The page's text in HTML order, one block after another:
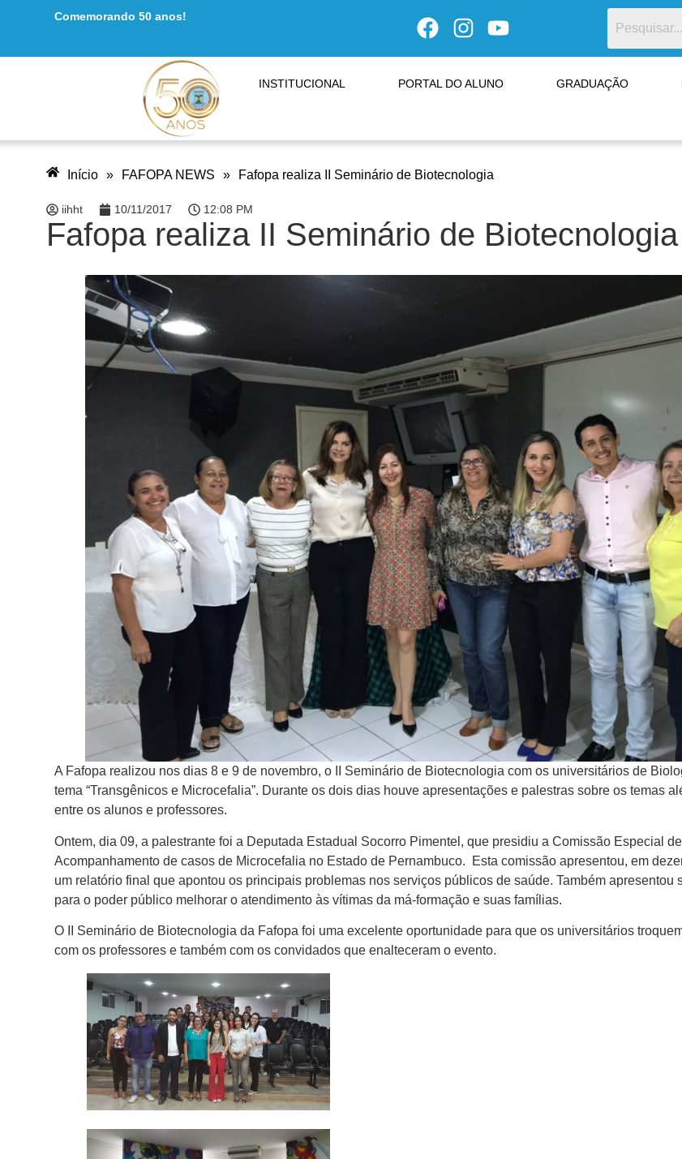
Comemorando 50 anos!
INSTITUCIONAL PORTAL DO ALUNO GRADUAÇÃO
Início » FAFOPA NEWS » Fafopa realiza II Seminário de Biotecnologia
iihht 10/11/2017 12:08 PM
Fafopa realiza II Seminário de Biotecnologia
A Fafopa realizou nos dias 8 e 9 de novembro, o II Seminário de Biotecnologia com os universitários de
tema “Transgênicos e Microcefalia”. Durante os dois dias houve apresentações e palestras sobre os temas
entre os alunos e professores.
Ontem, dia 09, a palestrante foi a Deputada Estadual Socorro Pimentel, que presidiu a Comissão Especial de
Acompanhamento de casos de Microcefalia no Estado de Pernambuco. Esta comissão apresentou, em
um relatório final que apontou os principais problemas nos serviços públicos de saúde. Também apresentou
para o poder público melhorar o atendimento às vítimas da má-formação e suas famílias.
O II Seminário de Biotecnologia da Fafopa foi uma excelente oportunidade para que os universitários
com os professores e também com os convidados que enalteceram o evento.